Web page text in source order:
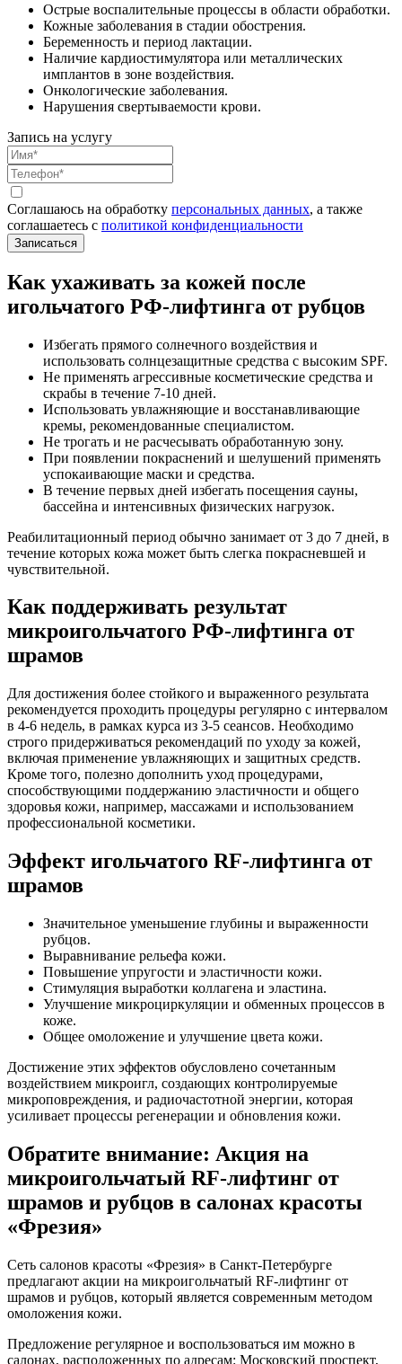
Острые воспалительные процессы в области обработки.
Кожные заболевания в стадии обострения.
Беременность и период лактации.
Наличие кардиостимулятора или металлических
имплантов в зоне воздействия.
Онкологические заболевания.
Нарушения свертываемости крови.
Запись на услугу
Соглашаюсь на обработку персональных данных, а также
соглашаетесь c политикой конфиденциальности
Записаться
Как ухаживать за кожей после
игольчатого РФ-лифтинга от рубцов
Избегать прямого солнечного воздействия и
использовать солнцезащитные средства с высоким SPF.
Не применять агрессивные косметические средства и
скрабы в течение 7-10 дней.
Использовать увлажняющие и восстанавливающие
кремы, рекомендованные специалистом.
Не трогать и не расчесывать обработанную зону.
При появлении покраснений и шелушений применять
успокаивающие маски и средства.
В течение первых дней избегать посещения сауны,
бассейна и интенсивных физических нагрузок.
Реабилитационный период обычно занимает от 3 до 7 дней, в
течение которых кожа может быть слегка покрасневшей и
чувствительной.
Как поддерживать результат
микроигольчатого РФ-лифтинга от
шрамов
Для достижения более стойкого и выраженного результата
рекомендуется проходить процедуры регулярно с интервалом
в 4-6 недель, в рамках курса из 3-5 сеансов. Необходимо
строго придерживаться рекомендаций по уходу за кожей,
включая применение увлажняющих и защитных средств.
Кроме того, полезно дополнить уход процедурами,
способствующими поддержанию эластичности и общего
здоровья кожи, например, массажами и использованием
профессиональной косметики.
Эффект игольчатого RF-лифтинга от
шрамов
Значительное уменьшение глубины и выраженности
рубцов.
Выравнивание рельефа кожи.
Повышение упругости и эластичности кожи.
Стимуляция выработки коллагена и эластина.
Улучшение микроциркуляции и обменных процессов в
коже.
Общее омоложение и улучшение цвета кожи.
Достижение этих эффектов обусловлено сочетанным
воздействием микроигл, создающих контролируемые
микроповреждения, и радиочастотной энергии, которая
усиливает процессы регенерации и обновления кожи.
Обратите внимание: Акция на
микроигольчатый RF-лифтинг от
шрамов и рубцов в салонах красоты
«Фрезия»
Сеть салонов красоты «Фрезия» в Санкт-Петербурге
предлагают акции на микроигольчатый RF-лифтинг от
шрамов и рубцов, который является современным методом
омоложения кожи.
Предложение регулярное и воспользоваться им можно в
салонах, расположенных по адресам: Московский проспект,